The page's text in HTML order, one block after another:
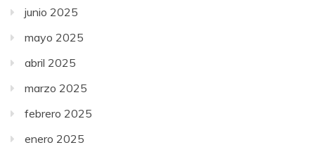
junio 2025
mayo 2025
abril 2025
marzo 2025
febrero 2025
enero 2025